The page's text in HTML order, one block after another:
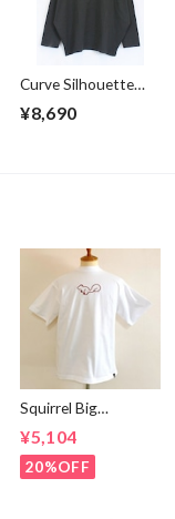
Curve Silhouette
Cut & Sewn Black
¥8,690
Squirrel Big
shirts White /
Brown
¥5,104
20%OFF